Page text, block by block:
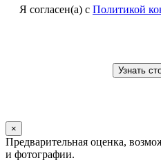
Я согласен(а) с Политикой
×
Предварительная оценка,
и фотографии.